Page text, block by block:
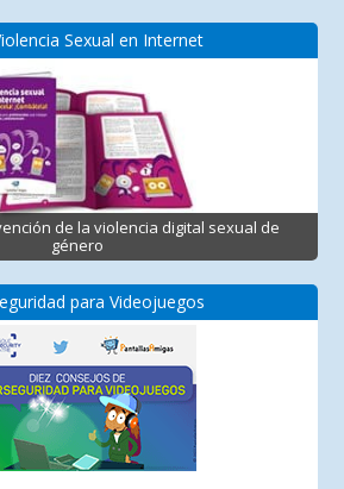
Sexual en Internet
de la violencia digital sexual de
género
para Videojuegos